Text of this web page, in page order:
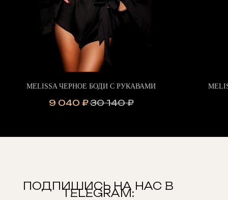
MELISSA ЧЕРНОЕ БОДИ С РУКАВАМИ
9 040 ₽30 140 ₽
ПОДПИШИСЬ НА НАС В
TELEGRAM: